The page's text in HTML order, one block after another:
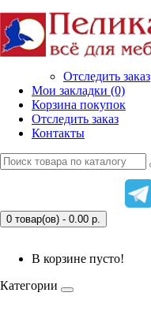
Отследить заказ
Мои закладки (0)
Корзина покупок
Отследить заказ
Контакты
0 товар(ов) - 0.00 р.
В корзине пусто!
Категории